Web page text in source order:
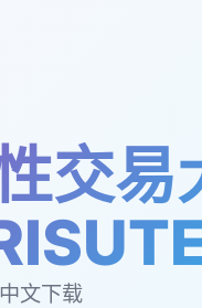
交易
文下载